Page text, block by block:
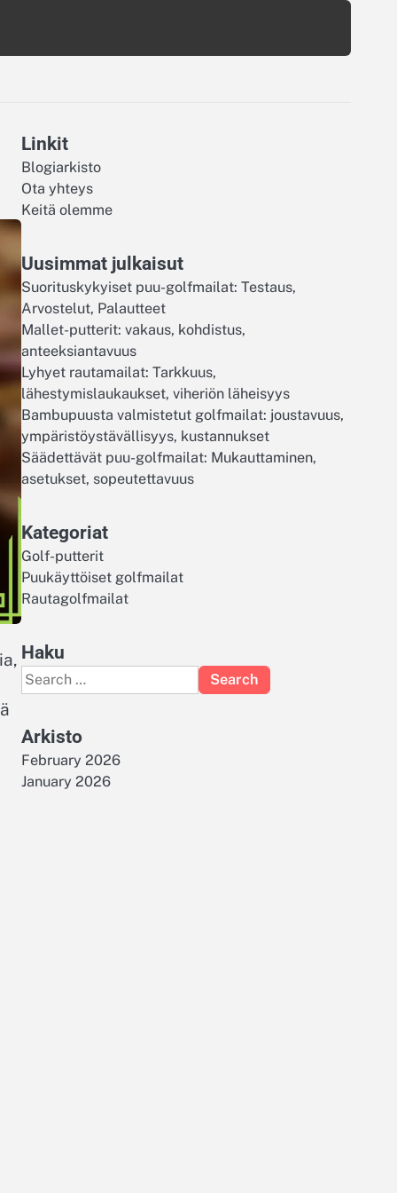
Linkit
Blogiarkisto
Ota yhteys
Keitä olemme
Uusimmat julkaisut
Suorituskykyiset puu-golfmailat: Testaus,
Arvostelut, Palautteet
Mallet-putterit: vakaus, kohdistus,
anteeksiantavuus
Lyhyet rautamailat: Tarkkuus,
lähestymislaukaukset, viheriön läheisyys
Bambupuusta valmistetut golfmailat: joustavuus,
ympäristöystävällisyys, kustannukset
Säädettävät puu-golfmailat: Mukauttaminen,
asetukset, sopeutettavuus
Kategoriat
Golf-putterit
Puukäyttöiset golfmailat
Rautagolfmailat
Haku
Search
for:
Arkisto
February 2026
January 2026